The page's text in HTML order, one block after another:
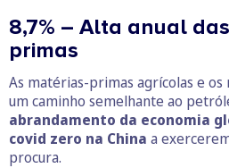
8,7% – Alta anual
primas
As matérias-primas agrícolas e
um caminho semelhante ao
abrandamento da economia
covid zero na China a
procura.